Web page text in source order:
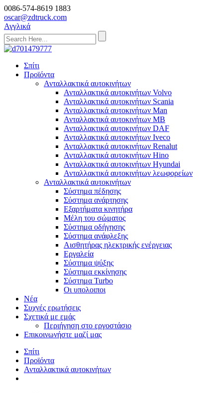
0086-574-8619 1883
oscar@zdtruck.com
Αγγλικά
Σπίτι
Προϊόντα
Ανταλλακτικά αυτοκινήτων
Ανταλλακτικά αυτοκινήτων Volvo
Ανταλλακτικά αυτοκινήτων Scania
Ανταλλακτικά αυτοκινήτων Man
Ανταλλακτικά αυτοκινήτων MB
Ανταλλακτικά αυτοκινήτων DAF
Ανταλλακτικά αυτοκινήτων Iveco
Ανταλλακτικά αυτοκινήτων Renalut
Ανταλλακτικά αυτοκινήτων Hino
Ανταλλακτικά αυτοκινήτων Hyundai
Ανταλλακτικά αυτοκινήτων λεωφορείων
Ανταλλακτικά αυτοκινήτων
Σύστημα πέδησης
Σύστημα ανάρτησης
Εξαρτήματα κινητήρα
Μέλη του σώματος
Σύστημα οδήγησης
Σύστημα ανάφλεξης
Αισθητήρας ηλεκτρικής ενέργειας
Εργαλεία
Σύστημα ψύξης
Σύστημα εκκίνησης
Σύστημα Turbo
Οι υπολοιποι
Νέα
Συχνές ερωτήσεις
Σχετικά με εμάς
Περιήγηση στο εργοστάσιο
Επικοινωνήστε μαζί μας
Σπίτι
Προϊόντα
Ανταλλακτικά αυτοκινήτων